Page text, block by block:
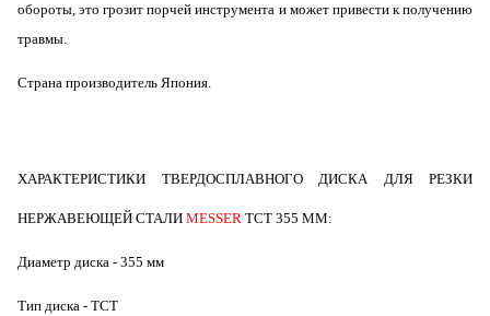
обороты, это грозит порчей инструмента и может привести к получению
травмы.
Страна производитель Япония.
ХАРАКТЕРИСТИКИ ТВЕРДОСПЛАВНОГО ДИСКА ДЛЯ РЕЗКИ
НЕРЖАВЕЮЩЕЙ СТАЛИ MESSER TCT 355 ММ:
Диаметр диска - 355 мм
Тип диска - ТСТ